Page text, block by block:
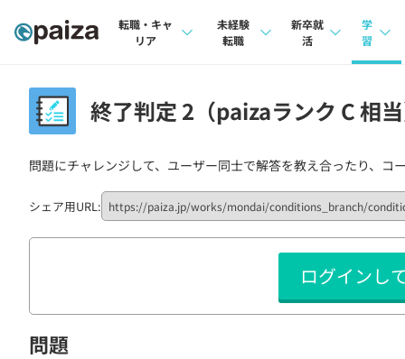
転職・キャ
リア
インタビュー
転職成功ガイド
転職エージェント
未経験
転職
転職成功ガイド
新卒就
活
本選考
新卒エージェント
イベント・セミナー
インタビュー
就活成功ガイド
学
習
問題集
4択
ナレ
リフ
プラン
個人
終了判定 2（paizaランク C 相
問題にチャレンジして、ユーザー同士で解答を教え合ったり、コ
シェア用URL:
ログインし
問題